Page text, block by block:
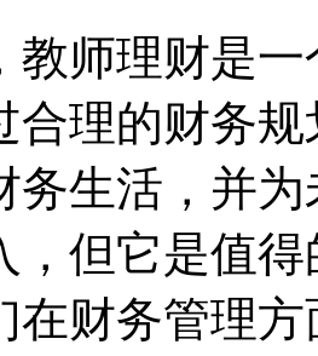
教师理财是
合理的财务
务生活，并
，但它是值
在财务管理